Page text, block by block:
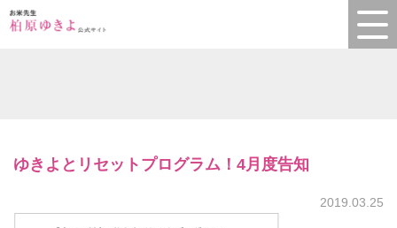
ゆきよとリセットプログラム！4月度告知
2019.03.25